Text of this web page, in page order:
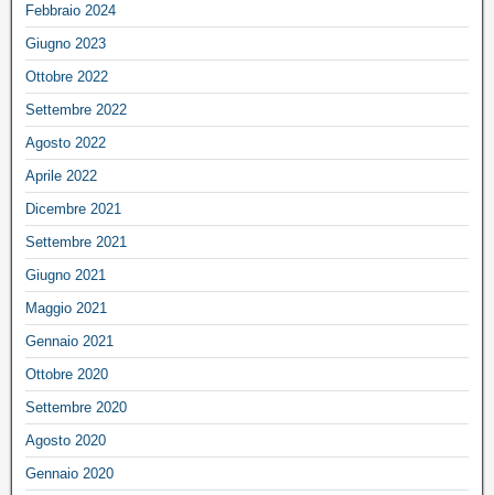
Febbraio 2024
Giugno 2023
Ottobre 2022
Settembre 2022
Agosto 2022
Aprile 2022
Dicembre 2021
Settembre 2021
Giugno 2021
Maggio 2021
Gennaio 2021
Ottobre 2020
Settembre 2020
Agosto 2020
Gennaio 2020